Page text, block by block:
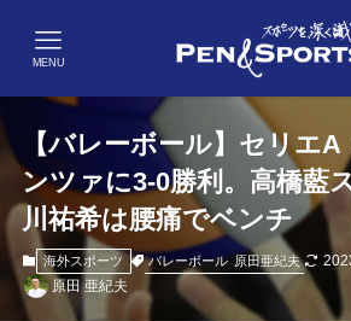
MENU
【バレーボール】セリエ
ンツァに3-0勝利。高橋藍
川祐希は腰痛でベンチ
海外スポーツ バレーボール 原田亜紀夫
原田 亜紀夫